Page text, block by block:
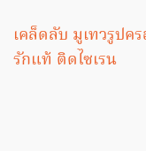
เคล็ดลับ มูเทวรูปค
รักแท้ ติดไซเรน